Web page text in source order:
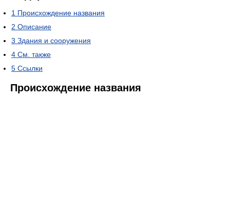
1 Происхождение названия
2 Описание
3 Здания и сооружения
4 См. также
5 Ссылки
Происхождение названия